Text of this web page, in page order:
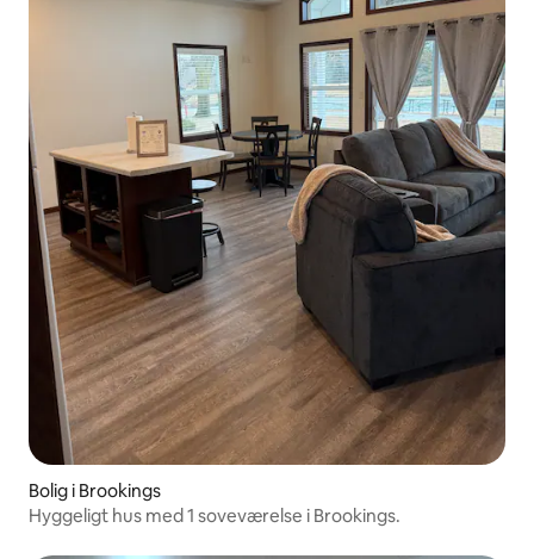
Bolig i Brookings
Hyggeligt hus med 1 soveværelse i Brookings.